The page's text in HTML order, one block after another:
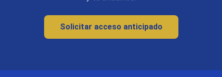
Solicitar acceso anticipado